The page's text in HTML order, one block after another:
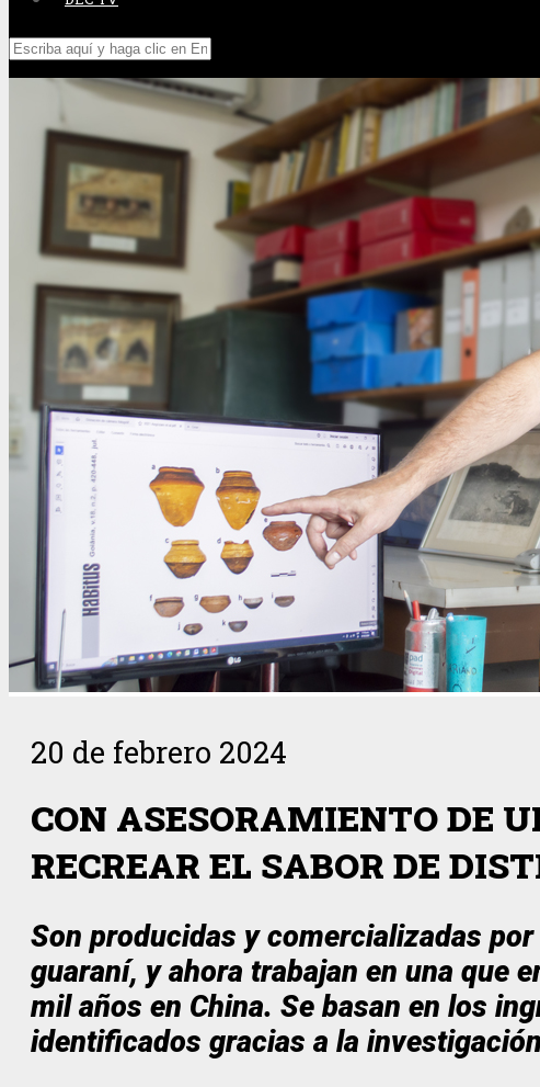
20 de febrero 2024
CON ASESORAMIENTO DE
RECREAR EL SABOR DE
Son producidas y comercializadas
guaraní, y ahora trabajan en una que
mil años en China. Se basan en los
identificados gracias a la